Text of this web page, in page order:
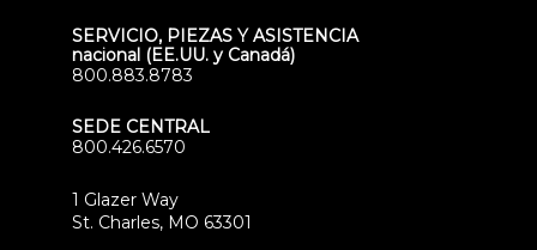
SERVICIO, PIEZAS Y ASISTENCIA
nacional (EE.UU. y Canadá)
800.883.8783
SEDE CENTRAL
800.426.6570
1 Glazer Way
St. Charles, MO 63301